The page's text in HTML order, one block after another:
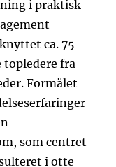
i praktisk
ca. 75
topledere fra
Formålet
som centret
i otte